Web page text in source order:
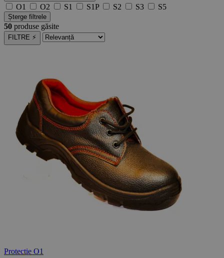
O1 O2 S1 S1P S2 S3 S5
Șterge filtrele
50 produse găsite
FILTRE ⚡
Protectie O1